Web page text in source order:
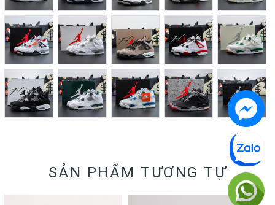
SẢN PHẨM TƯƠNG TỰ